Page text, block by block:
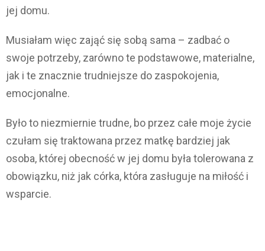
jej domu.
Musiałam więc zająć się sobą sama – zadbać o
swoje potrzeby, zarówno te podstawowe, materialne,
jak i te znacznie trudniejsze do zaspokojenia,
emocjonalne.
Było to niezmiernie trudne, bo przez całe moje życie
czułam się traktowana przez matkę bardziej jak
osoba, której obecność w jej domu była tolerowana z
obowiązku, niż jak córka, która zasługuje na miłość i
wsparcie.